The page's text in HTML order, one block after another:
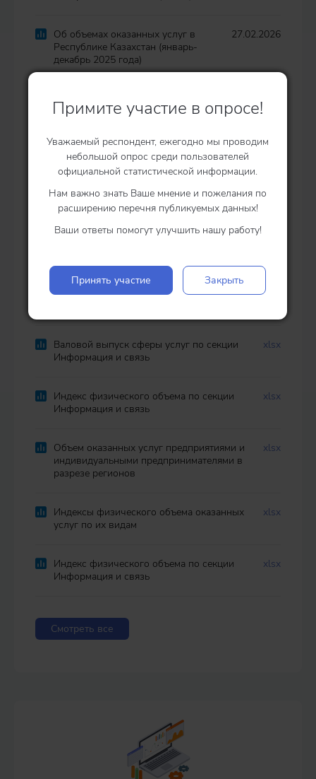
Об объемах оказанных услуг в
Республике Казахстан (январь-
декабрь 2025 года)
27.02.2026
Об объемах оказанных услуг в
Республике Казахстан (январь-
28.11.2025
Смотреть все
Динамические ряды
предприятиями и
индивидуальными
предпринимателями по
Валовой выпуск сферы услуг по секции
Информация и связь
xlsx
Индекс физического объема по секции
Информация и связь
xlsx
Объем оказанных услуг предприятиями и
индивидуальными предпринимателями в
разрезе регионов
xlsx
Индексы физического объема оказанных
услуг по их видам
xlsx
Индекс физического объема по секции
Информация и связь
xlsx
Смотреть все
Примите участие в опросе!
Уважаемый респондент, ежегодно мы проводим
небольшой опрос среди пользователей
официальной статистической информации.
Нам важно знать Ваше мнение и пожелания по
расширению перечня публикуемых данных!
Ваши ответы помогут улучшить нашу работу!
Принять участие Закрыть